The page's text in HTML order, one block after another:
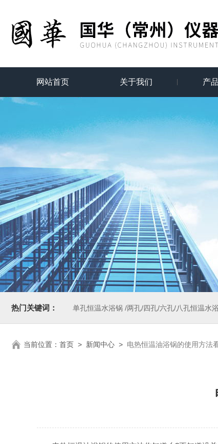
网站首页 关于我们 产
热门关键词： 单孔恒温水浴锅 /两孔/四孔/六孔/八孔恒温水
当前位置： 首页 > 新闻中心 > 电热恒温油浴锅的使用方法